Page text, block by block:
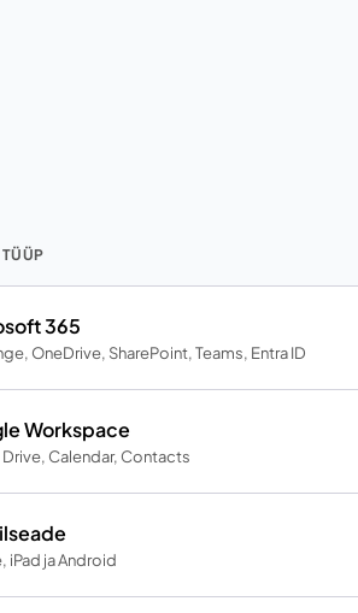
365
OneDrive, SharePoint, Teams, Entra ID
Workspace
Drive, Calendar, Contacts
iPad ja Android